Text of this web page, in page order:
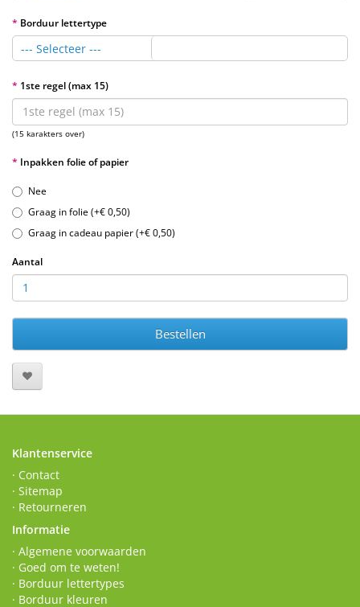
Borduur lettertype
--- Selecteer ---
1ste regel (max 15)
(15 karakters over)
Inpakken folie of papier
Nee
Graag in folie (+€ 0,50)
Graag in cadeau papier (+€ 0,50)
Aantal
Bestellen
Klantenservice
· Contact
· Sitemap
· Retourneren
Informatie
· Algemene voorwaarden
· Goed om te weten!
· Borduur lettertypes
· Borduur kleuren